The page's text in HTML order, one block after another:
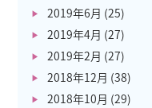
2019年6月 (25)
2019年4月 (27)
2019年2月 (27)
2018年12月 (38)
2018年10月 (29)